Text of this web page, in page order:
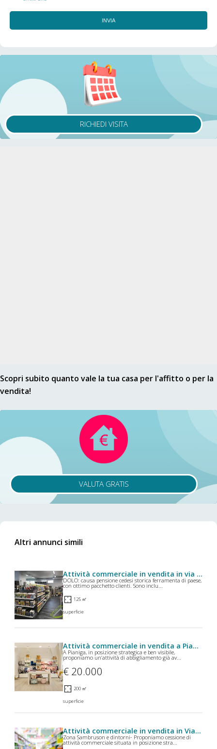
INVIA
RICHIEDI VISITA
Scopri subito quanto vale la tua casa per l'affitto o per la
vendita!
VALUTA GRATIS
Altri annunci simili
Attività commerciale in vendita in via argine sinistro a Dolo
DOLO: causa pensione cedesi storica ferramenta di paese,
con ottimo pacchetto clienti. Sono inclu...
125 ㎡
superficie
Attività commerciale in vendita a Pianiga
A Pianiga, in posizione strategica e ben visibile,
proponiamo un’attività di abbigliamento già av...
€ 20.000
200 ㎡
superficie
Attività commerciale in vendita in Via Villa a Dolo
Zona Sambruson e dintorni- Proponiamo cessione di
attività commerciale situata in posizione stra...